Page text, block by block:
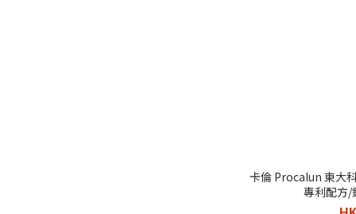
卡倫 Procalun 東大
專利配方/